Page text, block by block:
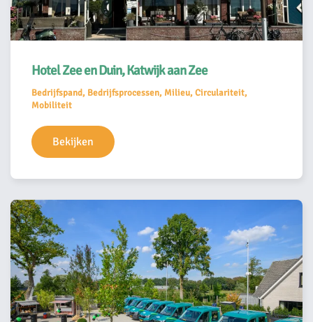
Hotel Zee en Duin, Katwijk aan Zee
Bedrijfspand, Bedrijfsprocessen, Milieu, Circulariteit,
Mobiliteit
Bekijken